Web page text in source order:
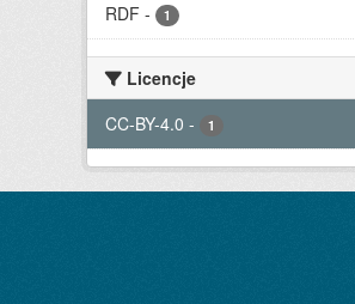
RDF - 1
Licencje
CC-BY-4.0 - 1